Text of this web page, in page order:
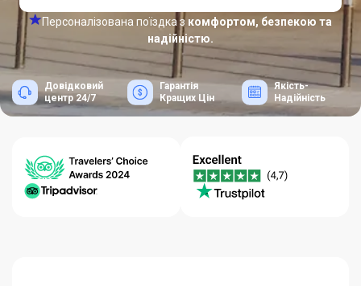
Персоналізована поїздка з комфортом, безпекою та
надійністю.
Довідковий
центр 24/7
Гарантія
Кращих Цін
Якість-
Надійність